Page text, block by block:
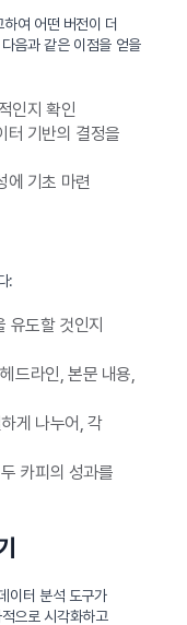
여 어떤 버전이 더
음과 같은 이점을 얻을
인지 확인
터 기반의 결정을
에 기초 마련
:
도할 것인지
드라인, 본문 내용,
게 나누어, 각
카피의 성과를
이터 분석 도구가
으로 시각화하고